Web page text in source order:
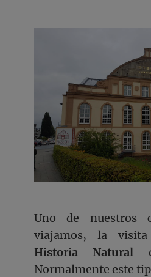
Uno de nuestros
viajamos, la
Historia Natural
Normalmente este